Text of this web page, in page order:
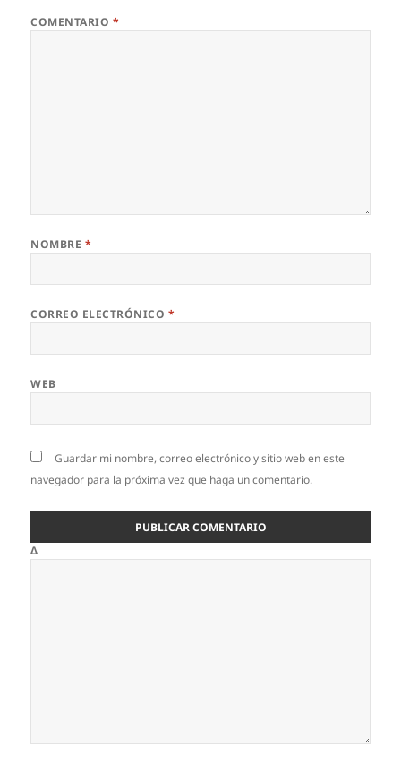
COMENTARIO *
NOMBRE *
CORREO ELECTRÓNICO *
WEB
Guardar mi nombre, correo electrónico y sitio web en este
navegador para la próxima vez que haga un comentario.
Δ